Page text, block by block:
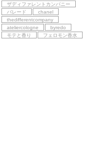
ザディファレントカンパニー
バレード
chanel
thedifferentcompany
ateliercologne
byredo
モテと香り
フェロモン香水